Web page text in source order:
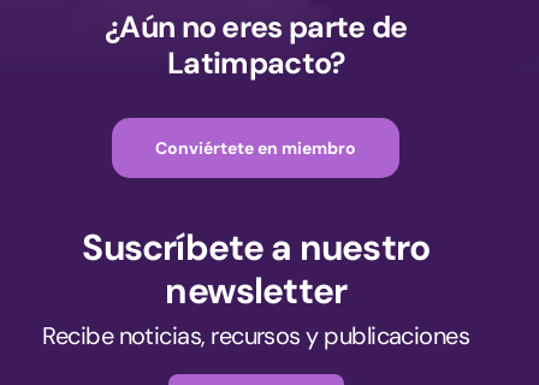
¿Aún no eres parte de
Latimpacto?
Conviértete en miembro
Suscríbete a nuestro
newsletter
Recibe noticias, recursos y publicaciones